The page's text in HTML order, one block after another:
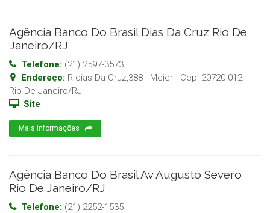
Agência Banco Do Brasil Dias Da Cruz Rio De
Janeiro/RJ
Telefone: (21) 2597-3573
Endereço: R.dias Da Cruz,388 - Meier - Cep: 20720-012-
Rio De Janeiro/RJ
Site
Mais Informações
Agência Banco Do Brasil Av Augusto Severo
Rio De Janeiro/RJ
Telefone: (21) 2252-1535